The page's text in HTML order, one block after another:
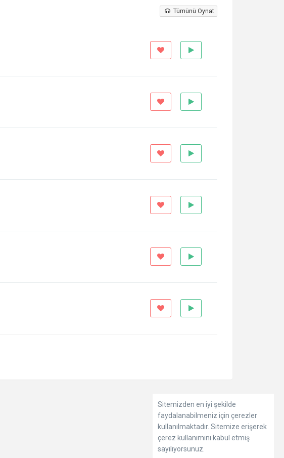
Tümünü Oynat
Sitemizden en iyi şekilde
faydalanabilmeniz için çerezler
kullanılmaktadır. Sitemize erişerek
çerez kullanımını kabul etmiş
sayılıyorsunuz.